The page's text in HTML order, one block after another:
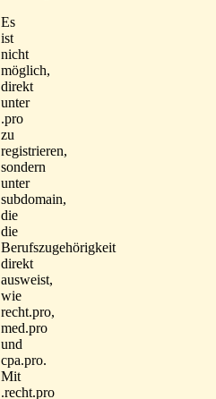
Es
ist
nicht
möglich,
direkt
unter
.pro
zu
registrieren,
sondern
unter
subdomain,
die
die
Berufszugehörigkeit
direkt
ausweist,
wie
recht.pro,
med.pro
und
cpa.pro.
Mit
.recht.pro